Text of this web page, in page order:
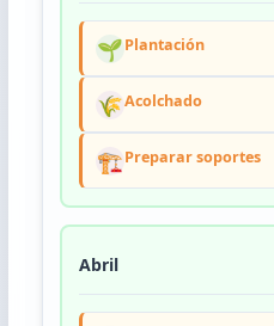
🌱Plantación
🌾Acolchado
🏗️Preparar soportes
Abril